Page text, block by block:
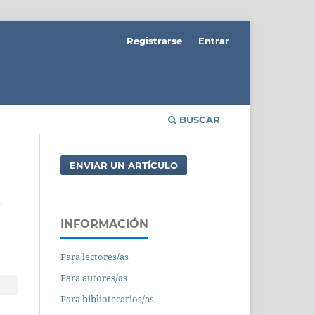
BUSCAR
Registrarse Entrar
ENVIAR UN ARTÍCULO
INFORMACIÓN
Para lectores/as
Para autores/as
Para bibliotecarios/as